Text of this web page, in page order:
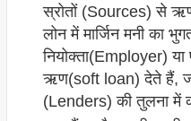
स्रोतों (Sources) से
लोन में मार्जिन मनी का
नियोक्ता(Employer) या
ऋण(soft loan) देते हैं,
(Lenders) की तुलना में